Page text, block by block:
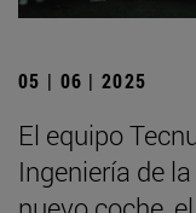
05 | 06 | 2025
El equipo
Ingeniería de